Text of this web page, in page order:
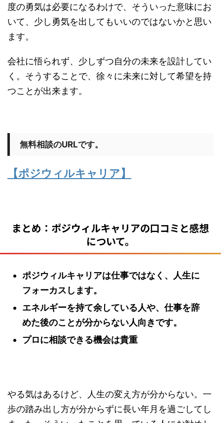
度の勇気は必要になるわけで、そういった意味にお
いて、少し勇気を出してもいいのではないかと思い
ます。
会社に悟られず、少しずつ自分の未来を設計してい
く。そうすることで、徐々に未来に対して希望を持
つことが出来ます。
無料相談のURLです。
【ポジウィルキャリア】
まとめ：ポジウィルキャリアの口コミと感想
について。
ポジウィルキャリアは仕事ではなく、人生に
フォーカスします。
エネルギーを持て余している人や、仕事を辞
めた後のことが分からない人向きです。
プロに相談できる機会は貴重
やる気はあるけど、人生の変え方が分からない。一
歩の踏み出し方が分からずに長い年月を過ごしてし